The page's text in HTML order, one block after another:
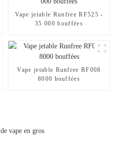
Vape jetable Runfree RF525 -
35 000 bouffées
Vape jetable Runfree RF008
8000 bouffées